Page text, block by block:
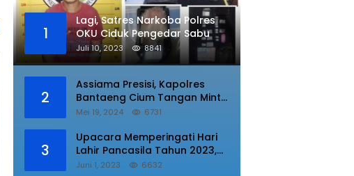
1
Lagi, Satres Narkoba Polres
OKU Ciduk Pengedar Sabu
Juli 10, 2023 8841
2
Assiama Presisi, Kapolres
Bantaeng Cium Tangan Minta
di Doakan.
Mei 19, 2024 6731
3
Upacara Memperingati Hari
Lahir Pancasila Tahun 2023,
Wakapolres Lampung Utara
Juni 1, 2023 6632